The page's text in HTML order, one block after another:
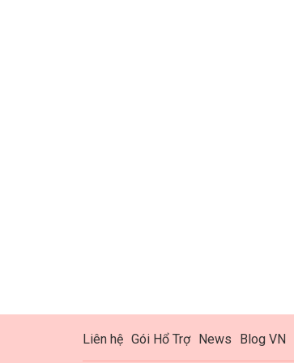
Liên hệ Gói Hổ Trợ News Blog VN